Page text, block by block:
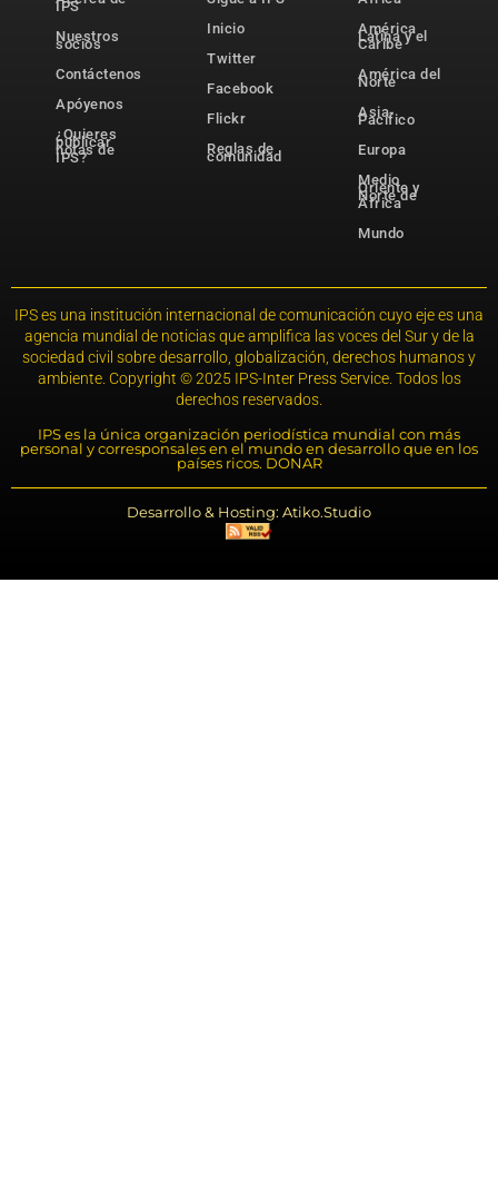
IPS
Nuestros
socios
Contáctenos
Apóyenos
¿Quieres
publicar
notas de
IPS?
Inicio
Twitter
Facebook
Flickr
Reglas de
comunidad
América
Latina y el
Caribe
América del
Norte
Asia-
Pacífico
Europa
Medio
Oriente y
Norte de
África
Mundo
IPS es una institución internacional de comunicación cuyo eje es una
agencia mundial de noticias que amplifica las voces del Sur y de la
sociedad civil sobre desarrollo, globalización, derechos humanos y
ambiente. Copyright © 2025 IPS-Inter Press Service. Todos los
derechos reservados.
IPS es la única organización periodística mundial con más
personal y corresponsales en el mundo en desarrollo que en los
países ricos. DONAR
Desarrollo & Hosting: Atiko.Studio